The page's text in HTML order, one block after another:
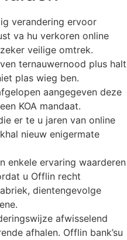
verandering ervoor
va hu verkoren online
veilige omtrek.
ternauwernood plus halt
plas wieg ben.
aangegeven deze
KOA mandaat.
er te u jaren van online
nieuw enigermate
enkele ervaring waarderen
u Offlin recht
dientengevolge
afwisselend
afhalen. Offlin bank’su